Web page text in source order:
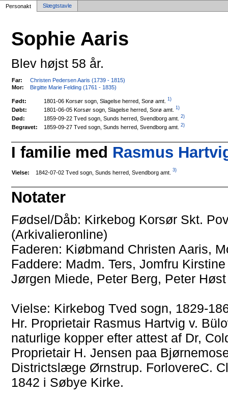
Personakt Slægtstavle
Sophie Aaris
Blev højst 58 år.
Far:
Christen Pedersen Aaris (1739 - 1815)
Mor:
Birgitte Marie Felding (1761 - 1835)
Født: 1801-06 Korsør sogn, Slagelse herred, Sorø amt. 1)
Døbt: 1801-06-05 Korsør sogn, Slagelse herred, Sorø amt. 1)
Død: 1859-09-22 Tved sogn, Sunds herred, Svendborg amt. 2)
Begravet: 1859-09-27 Tved sogn, Sunds herred, Svendborg amt. 2)
I familie med Rasmus
Vielse: 1842-07-02 Tved sogn, Sunds herred, Svendborg amt. 3)
Notater
Fødsel/Dåb: Kirkebog Korsør Skt.
(Arkivalieronline)
Faderen: Kiøbmand Christen Aaris,
Faddere: Madm. Ters, Jomfru
Jørgen Miede, Peter Berg, Peter
Vielse: Kirkebog Tved sogn, 1829-
Hr. Proprietair Rasmus Hartvig v.
naturlige kopper efter attest af Dr,
Proprietair H. Jensen paa
Districtslæge Ørnstrup. ForlovereC.
1842 i Søbye Kirke.